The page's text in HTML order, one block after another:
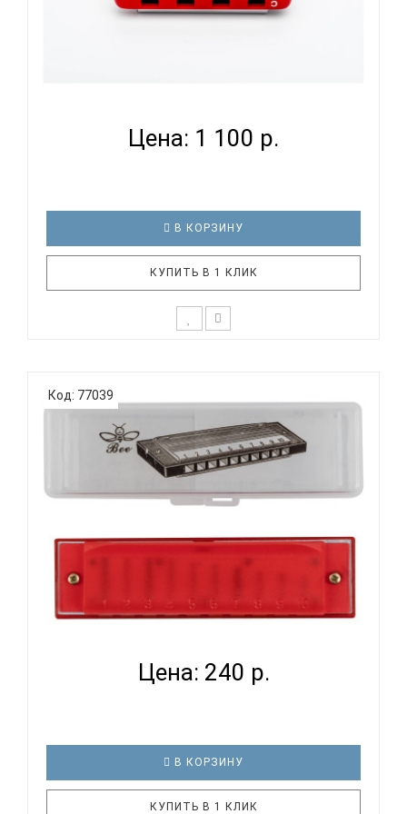
Цена: 1 100 р.
В КОРЗИНУ
КУПИТЬ В 1 КЛИК
музыкантов: начинающих, профессионалов и
разработана с использованием блюзовых гамм,
что позволяет исполнителям ..
Код: 77039
BEE DF10A-3 RED - ГУБНАЯ ГАРМОНИКА
Цена: 240 р.
В КОРЗИНУ
КУПИТЬ В 1 КЛИК